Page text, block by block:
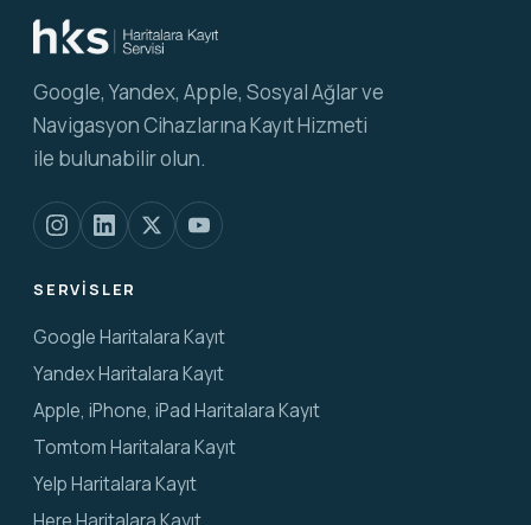
Google, Yandex, Apple, Sosyal Ağlar ve
Navigasyon Cihazlarına Kayıt Hizmeti
ile bulunabilir olun.
SERVISLER
Google Haritalara Kayıt
Yandex Haritalara Kayıt
Apple, iPhone, iPad Haritalara Kayıt
Tomtom Haritalara Kayıt
Yelp Haritalara Kayıt